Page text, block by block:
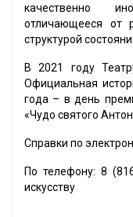
качественно
отличающееся от
структурой
В 2021 году
Официальная
года – в день
«Чудо святого
Справки по
По телефону: 8
искусству